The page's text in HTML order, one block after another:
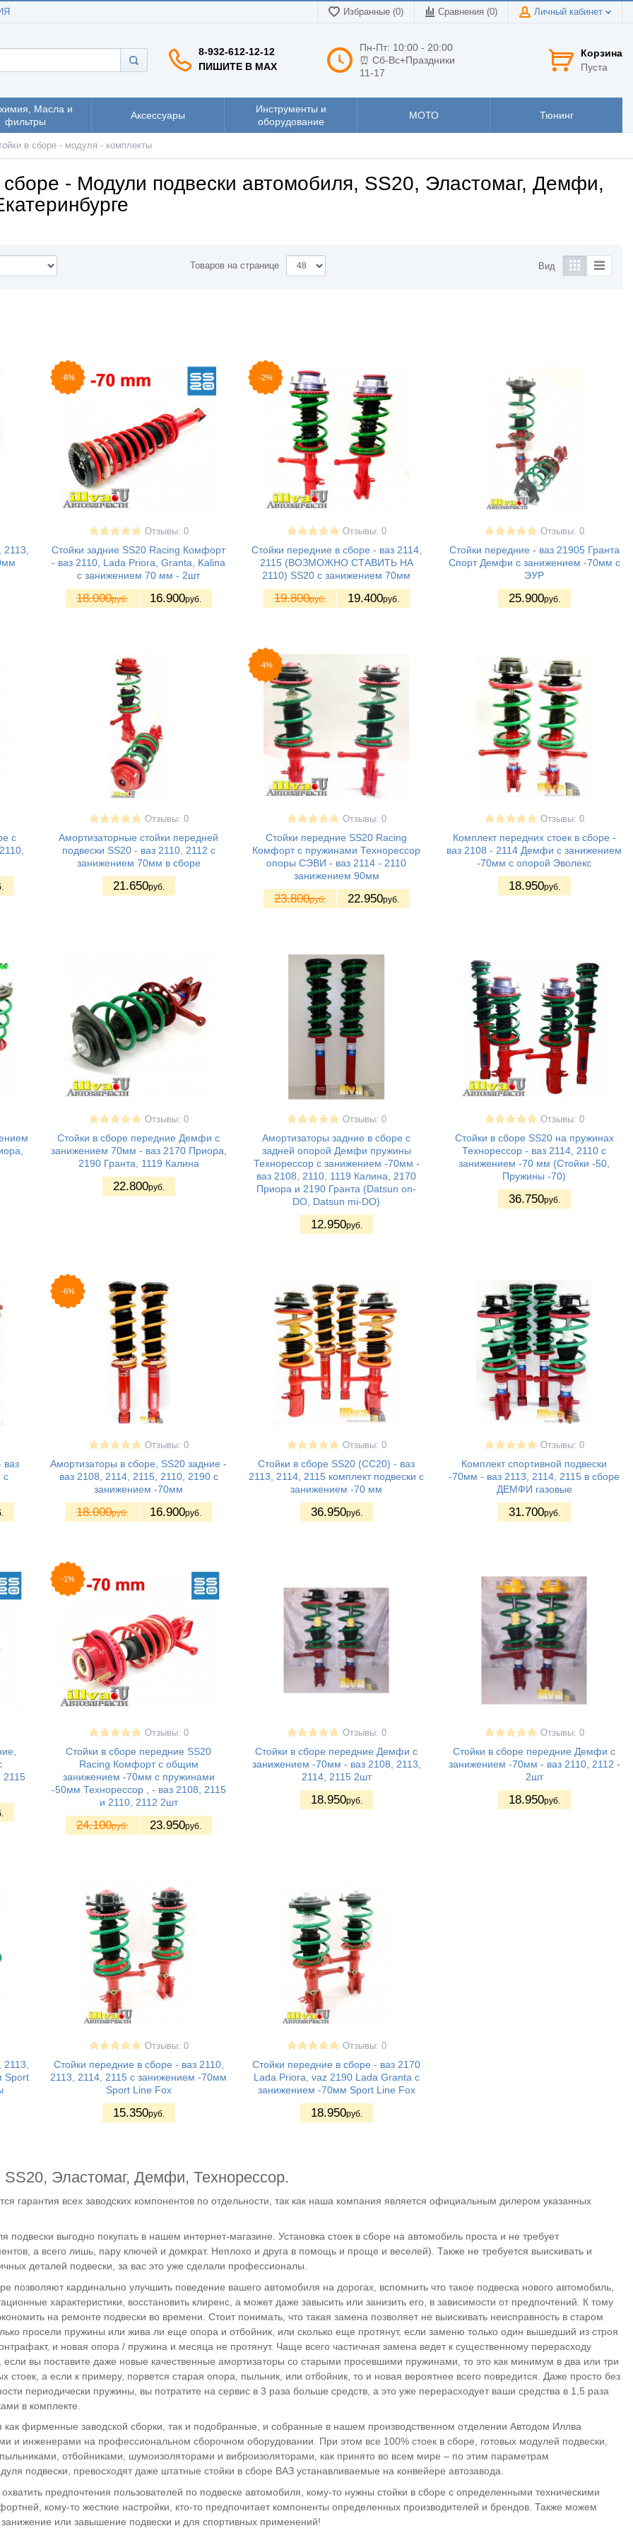
Избранные (0) Сравнения (0) Личный кабинет
8-932-612-12-12
ПИШИТЕ В MAX
Пн-Пт: 10:00 - 20:00
⏰ Сб-Вс+Праздники
11-17
Корзина
Пуста
Масла и
фильтры
Аксессуары
Инструменты и
оборудование
МОТО Тюнинг
в сборе - модуля - комплекты
сборе - Модули подвески автомобиля, SS20, Эластомаг, Демфи,
Товаров на странице Вид
-6%
Отзывы: 0
Стойки задние SS20 Racing Комфорт
- ваз 2110, Lada Priora, Granta, Kalina
с занижением 70 мм - 2шт
18.000руб. 16.900руб.
-2%
Отзывы: 0
Стойки передние в сборе - ваз 2114,
2115 (ВОЗМОЖНО СТАВИТЬ НА
2110) SS20 с занижением 70мм
19.800руб. 19.400руб.
Отзывы: 0
Стойки передние - ваз 21905 Гранта
Спорт Демфи с занижением -70мм с
ЭУР
25.900руб.
с
Отзывы: 0
Амортизаторные стойки передней
подвески SS20 - ваз 2110, 2112 с
занижением 70мм в сборе
21.650руб.
-4%
Отзывы: 0
Стойки передние SS20 Racing
Комфорт с пружинами Технорессор
опоры СЭВИ - ваз 2114 - 2110
занижением 90мм
23.800руб. 22.950руб.
Отзывы: 0
Комплект передних стоек в сборе -
ваз 2108 - 2114 Демфи с занижением
-70мм с опорой Эволекс
18.950руб.
Отзывы: 0
Стойки в сборе передние Демфи с
занижением 70мм - ваз 2170 Приора,
2190 Гранта, 1119 Калина
22.800руб.
Отзывы: 0
Амортизаторы задние в сборе с
задней опорой Демфи пружины
Технорессор с занижением -70мм -
ваз 2108, 2110, 1119 Калина, 2170
Приора и 2190 Гранта (Datsun on-
DO, Datsun mi-DO)
12.950руб.
Отзывы: 0
Стойки в сборе SS20 на пружинах
Технорессор - ваз 2114, 2110 с
занижением -70 мм (Стойки -50,
Пружины -70)
36.750руб.
ваз
с
-6%
Отзывы: 0
Амортизаторы в сборе, SS20 задние -
ваз 2108, 2114, 2115, 2110, 2190 с
занижением -70мм
18.000руб. 16.900руб.
Отзывы: 0
Стойки в сборе SS20 (СС20) - ваз
2113, 2114, 2115 комплект подвески с
занижением -70 мм
36.950руб.
Отзывы: 0
Комплект спортивной подвески
-70мм - ваз 2113, 2114, 2115 в сборе
ДЕМФИ газовые
31.700руб.
2115
-1%
Отзывы: 0
Стойки в сборе передние SS20
Racing Комфорт с общим
занижением -70мм с пружинами
-50мм Технорессор , - ваз 2108, 2115
и 2110, 2112 2шт
24.100руб. 23.950руб.
Отзывы: 0
Стойки в сборе передние Демфи с
занижением -70мм - ваз 2108, 2113,
2114, 2115 2шт
18.950руб.
Отзывы: 0
Стойки в сборе передние Демфи с
занижением -70мм - ваз 2110, 2112 -
2шт
18.950руб.
Sport
Отзывы: 0
Стойки передние в сборе - ваз 2110,
2113, 2114, 2115 с занижением -70мм
Sport Line Fox
15.350руб.
Отзывы: 0
Стойки передние в сборе - ваз 2170
Lada Priora, vaz 2190 Lada Granta с
занижением -70мм Sport Line Fox
18.950руб.
Эластомаг, Демфи, Технорессор.
гарантия всех заводских компонентов по отдельности, так как наша компания является официальным дилером указанных
подвески выгодно покупать в нашем интернет-магазине. Установка стоек в сборе на автомобиль проста и не требует
а всего лишь, пару ключей и домкрат. Неплохо и друга в помощь и проще и веселей). Также не требуется выискивать и
деталей подвески, за вас это уже сделали профессионалы.
позволяют кардинально улучшить поведение вашего автомобиля на дорогах, вспомнить что такое подвеска нового автомобиль,
характеристики, восстановить клиренс, а может даже завысить или занизить его, в зависимости от предпочтений. К тому
на ремонте подвески во времени. Стоит понимать, что такая замена позволяет не выискивать неисправность в старом
просели пружины или жива ли еще опора и отбойник, или сколько еще протянут, если заменю только один вышедший из строя
и новая опора / пружина и месяца не протянут. Чаще всего частичная замена ведет к существенному перерасходу
вы поставите даже новые качественные амортизаторы со старыми просевшими пружинами, то это как минимум в два или три
стоек, а если к примеру, порвется старая опора, пыльник, или отбойник, то и новая вероятнее всего повредится. Даже просто без
периодически пружины, вы потратите на сервис в 3 раза больше средств, а это уже перерасходует ваши средства в 1,5 раза
в комплекте.
как фирменные заводской сборки, так и подобранные, и собранные в нашем производственном отделении Автодом Иллва
и инженерами на профессиональном сборочном оборудовании. При этом все 100% стоек в сборе, готовых модулей подвески,
отбойниками, шумоизоляторами и виброизоляторами, как принято во всем мире – по этим параметрам
подвески, превосходят даже штатные стойки в сборе ВАЗ устанавливаемые на конвейере автозавода.
предпочтения пользователей по подвеске автомобиля, кому-то нужны стойки в сборе с определенными техническими
кому-то жесткие настройки, кто-то предпочитает компоненты определенных производителей и брендов. Также можем
или завышение подвески и для спортивных применений!